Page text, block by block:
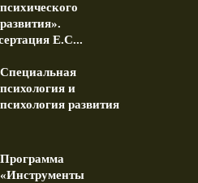
психического
развития».
Е.С...
Специальная
психология и
психология развития
Программа
«Инструменты